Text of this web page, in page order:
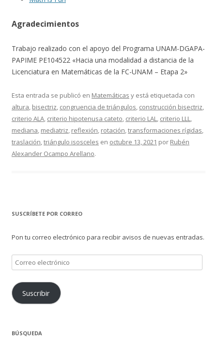
Agradecimientos
Trabajo realizado con el apoyo del Programa UNAM-DGAPA-
PAPIME PE104522 «Hacia una modalidad a distancia de la
Licenciatura en Matemáticas de la FC-UNAM – Etapa 2»
Esta entrada se publicó en Matemáticas y está etiquetada con
altura, bisectriz, congruencia de triángulos, construcción bisectriz,
criterio ALA, criterio hipotenusa cateto, criterio LAL, criterio LLL,
mediana, mediatriz, reflexión, rotación,transformaciones rígidas,
traslación,triángulo isosceles en octubre 13, 2021 por Rubén
Alexander Ocampo Arellano.
SUSCRÍBETE POR CORREO
Pon tu correo electrónico para recibir avisos de nuevas entradas.
Correo
electrónico
Suscribir
BÚSQUEDA